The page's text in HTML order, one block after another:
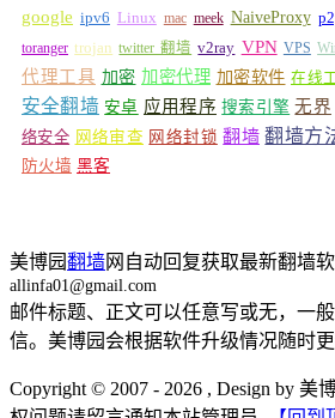
google ipv6 Linux mac meek NaiveProxy
toranger trojan twitter 翻墙 v2ray VPN VPS
代理工具 加密 加密代理 加密软件 在线
安全翻墙 安卓 应用程序 搜索引擎 无界
络安全 网络审查 网络封锁 翻墙 翻墙方
防火墙 黑客
美博园翻墙网自动回复获取最新翻墙软
allinfa01@gmail.com
邮件标题、正文可以任意写或无，一
信。美博园会根据软件升级情况随时更
Copyright © 2007 - 2026 , Design by 美